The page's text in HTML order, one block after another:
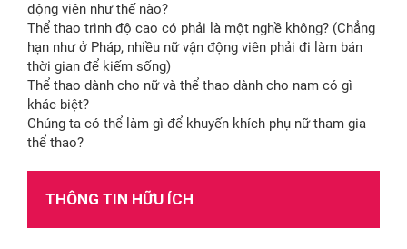
động viên như thế nào?
Thể thao trình độ cao có phải là một nghề không? (Chẳng
hạn như ở Pháp, nhiều nữ vận động viên phải đi làm bán
thời gian để kiếm sống)
Thể thao dành cho nữ và thể thao dành cho nam có gì
khác biệt?
Chúng ta có thể làm gì để khuyến khích phụ nữ tham gia
thể thao?
THÔNG TIN HỮU ÍCH